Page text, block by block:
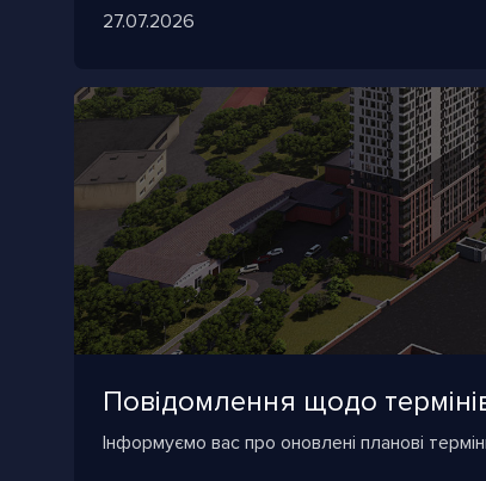
27.07.2026
Повідомлення щодо
Інформуємо вас про оновлені планові